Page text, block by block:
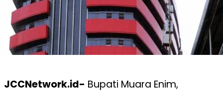
JCCNetwork.id- Bupati Muara Enim,